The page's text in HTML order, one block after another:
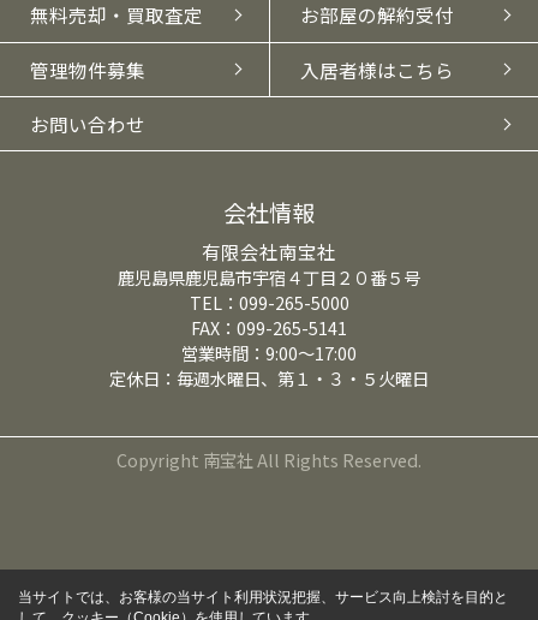
無料売却・買取査定 お部屋の解約受付
管理物件募集 入居者様はこちら
お問い合わせ
会社情報
有限会社南宝社
鹿児島県鹿児島市宇宿４丁目２０番５号
TEL：099-265-5000
FAX：099-265-5141
営業時間：9:00～17:00
定休日：毎週水曜日、第１・３・５火曜日
Copyright 南宝社 All Rights Reserved.
当サイトでは、お客様の当サイト利用状況把握、サービス向上検討を目的と